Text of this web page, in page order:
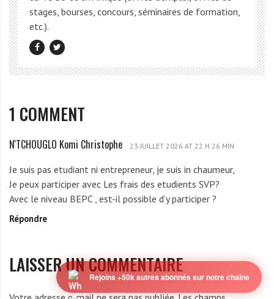
stages, bourses, concours, séminaires de formation,
etc.).
1 COMMENT
N
T
C
H
O
K
N'TCHOUGLO Komi Christophe 23 JUILLET 2026 AT 22 H 26 MIN
Je suis pas etudiant ni entrepreneur, je suis in chaumeur,
Je peux participer avec Les frais des etudients SVP?
Avec le niveau BEPC , est-il possible d’y participer ?
Répondre
LAISSER UN COMMENTAIRE